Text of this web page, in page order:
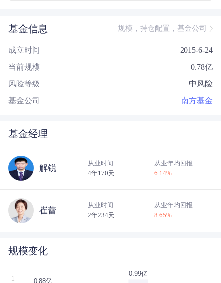
基金信息 规模，持仓配置，基金公司
成立时间 2015-6-24
当前规模 0.78亿
风险等级 中风险
基金公司 南方基金
基金经理
解锐
从业时间
4年170天
从业年均回报
6.14%
崔蕾
从业时间
2年234天
从业年均回报
8.65%
规模变化